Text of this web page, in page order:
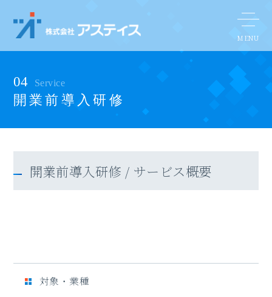
04 Service
開業前導入研修
開業前導入研修 / サービス概要
対象・業種